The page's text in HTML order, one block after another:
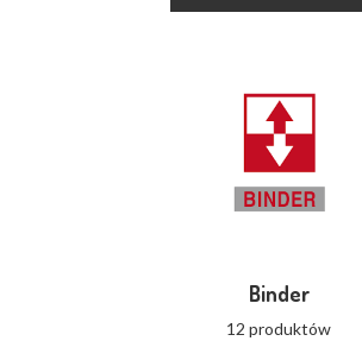
Binder
12 produktów